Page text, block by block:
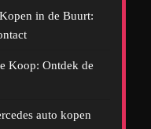
in de Buurt:
Koop: Ontdek de
auto kopen